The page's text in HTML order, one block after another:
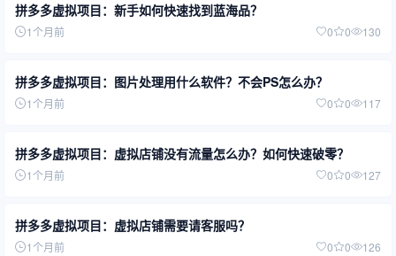
拼多多虚拟项目：新手如何快速找到蓝海品？
1个月前 0 0 130
拼多多虚拟项目：图片处理用什么软件？不会PS怎么办？
1个月前 0 0 117
拼多多虚拟项目：虚拟店铺没有流量怎么办？如何快速破零？
1个月前 0 0 127
拼多多虚拟项目：虚拟店铺需要请客服吗？
1个月前 0 0 126